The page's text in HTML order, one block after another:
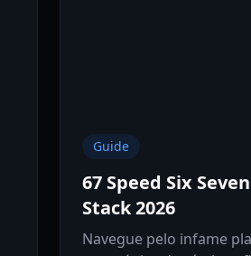
Guide
67 Speed Six
Stack 2026
Navegue pelo infame